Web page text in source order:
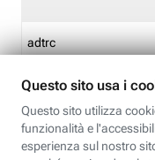
adtrc
CFFC<TagID>
CM